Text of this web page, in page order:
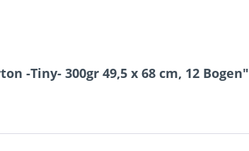
-Tiny- 300gr 49,5 x 68 cm, 12 Bogen"